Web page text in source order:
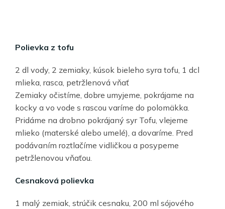
Polievka z tofu
2 dl vody, 2 zemiaky, kúsok bieleho syra tofu, 1 dcl
mlieka, rasca, petržlenová vňať
Zemiaky očistíme, dobre umyjeme, pokrájame na
kocky a vo vode s rascou varíme do polomäkka.
Pridáme na drobno pokrájaný syr Tofu, vlejeme
mlieko (materské alebo umelé), a dovaríme. Pred
podávaním roztlačíme vidličkou a posypeme
petržlenovou vňaťou.
Cesnaková polievka
1 malý zemiak, strúčik cesnaku, 200 ml sójového